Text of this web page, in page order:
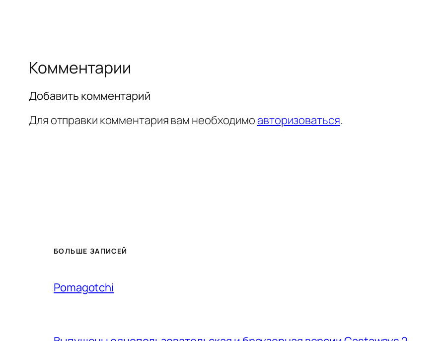
Комментарии
Добавить комментарий
Для отправки комментария вам необходимо авторизоваться.
БОЛЬШЕ ЗАПИСЕЙ
Pomagotchi